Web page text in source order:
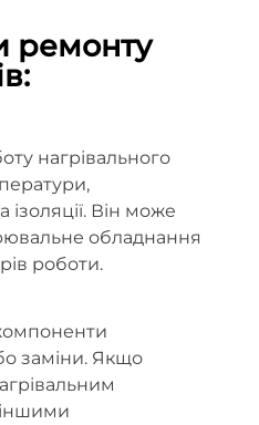
ремонту
нагрівального
Він може
обладнання
роботи.
заміни. Якщо